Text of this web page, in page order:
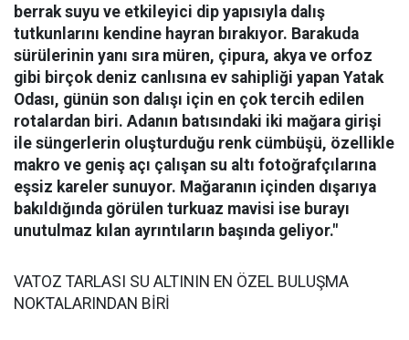
berrak suyu ve etkileyici dip yapısıyla dalış
tutkunlarını kendine hayran bırakıyor. Barakuda
sürülerinin yanı sıra müren, çipura, akya ve orfoz
gibi birçok deniz canlısına ev sahipliği yapan Yatak
Odası, günün son dalışı için en çok tercih edilen
rotalardan biri. Adanın batısındaki iki mağara girişi
ile süngerlerin oluşturduğu renk cümbüşü, özellikle
makro ve geniş açı çalışan su altı fotoğrafçılarına
eşsiz kareler sunuyor. Mağaranın içinden dışarıya
bakıldığında görülen turkuaz mavisi ise burayı
unutulmaz kılan ayrıntıların başında geliyor."
VATOZ TARLASI SU ALTININ EN ÖZEL BULUŞMA
NOKTALARINDAN BİRİ